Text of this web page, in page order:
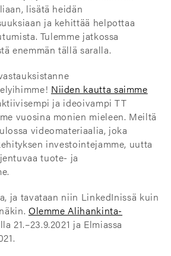
lisätä heidän
ja kehittää helpottaa
Tulemme jatkossa
enemmän tällä saralla.
Niiden kautta saimme
ja ideoivampi TT
vuosina monien mieleen. Meiltä
videomateriaalia, joka
investointejamme, uutta
tuote- ja
ja tavataan niin LinkedInissä kuin
Olemme Alihankinta-
21.–23.9.2021 ja Elmiassa